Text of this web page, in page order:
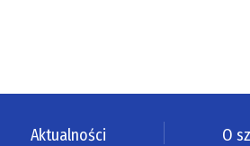
Aktualności O